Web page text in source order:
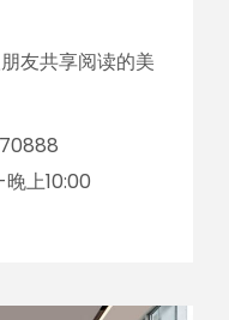
友共享阅读的美
上10:00